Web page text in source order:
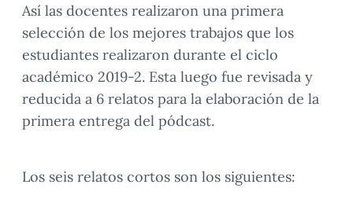
Así las docentes realizaron una primera
selección de los mejores trabajos que los
estudiantes realizaron durante el ciclo
académico 2019-2. Esta luego fue revisada y
reducida a 6 relatos para la elaboración de la
primera entrega del pódcast.
Los seis relatos cortos son los siguientes: